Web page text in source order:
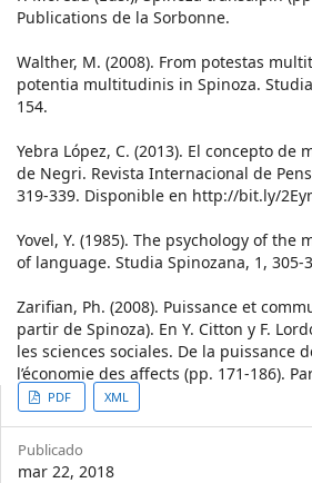
Publications de la Sorbonne.
Walther, M. (2008). From potestas
potentia multitudinis in Spinoza.
154.
Yebra López, C. (2013). El concepto
de Negri. Revista Internacional de
319-339. Disponible en http://bit.ly/
Yovel, Y. (1985). The psychology of the
of language. Studia Spinozana, 1, 305-
Zarifian, Ph. (2008). Puissance et
partir de Spinoza). En Y. Citton y F.
les sciences sociales. De la puissance
l’économie des affects (pp. 171-186).
Article
Sidebar
PDF XML
Publicado
mar 22, 2018